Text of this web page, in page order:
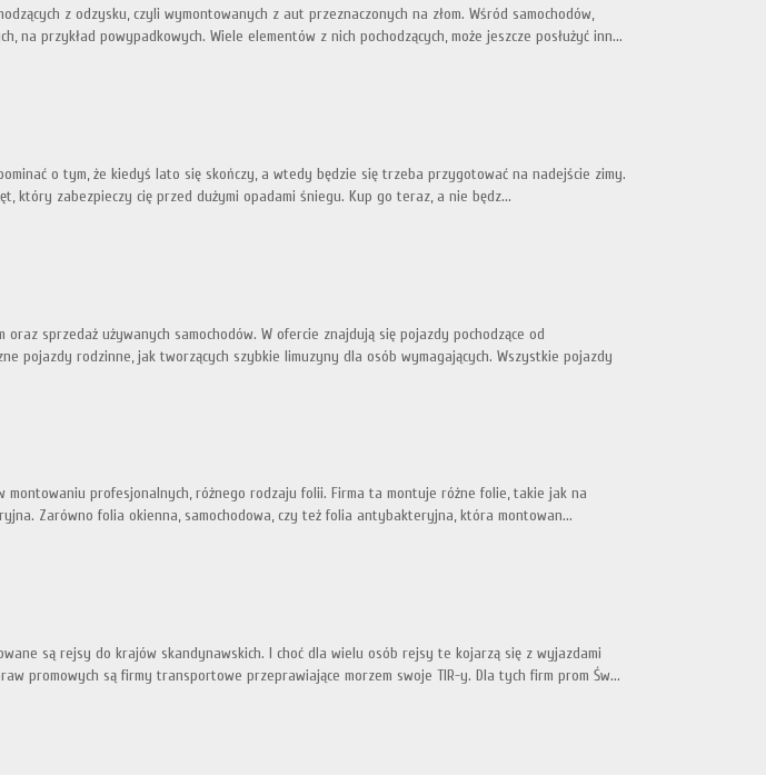
z odzysku, czyli wymontowanych z aut przeznaczonych na złom. Wśród samochodów,
na przykład powypadkowych. Wiele elementów z nich pochodzących, może jeszcze posłużyć inn...
o tym, że kiedyś lato się skończy, a wtedy będzie się trzeba przygotować na nadejście zimy.
który zabezpieczy cię przed dużymi opadami śniegu. Kup go teraz, a nie będz...
sprzedaż używanych samochodów. W ofercie znajdują się pojazdy pochodzące od
pojazdy rodzinne, jak tworzących szybkie limuzyny dla osób wymagających. Wszystkie pojazdy
montowaniu profesjonalnych, różnego rodzaju folii. Firma ta montuje różne folie, takie jak na
Zarówno folia okienna, samochodowa, czy też folia antybakteryjna, która montowan...
są rejsy do krajów skandynawskich. I choć dla wielu osób rejsy te kojarzą się z wyjazdami
promowych są firmy transportowe przeprawiające morzem swoje TIR-y. Dla tych firm prom Św...